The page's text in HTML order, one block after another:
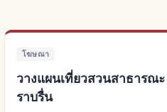
โฆษณา
วางแผนเที่ยวสวนสาธารณ
ราบรื่น